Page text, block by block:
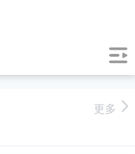
更多